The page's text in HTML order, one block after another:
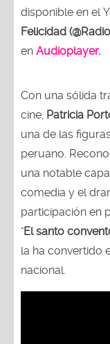
disponible en el
Felicidad
en Audioplayer.
Con una sólida
cine, Patricia
una de las
peruano.
una notable
comedia y el
participación en
"El santo
la ha convertido
nacional.